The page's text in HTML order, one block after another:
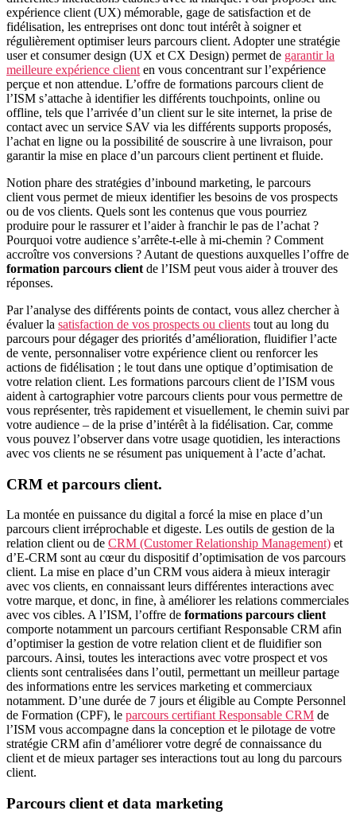
expérience client (UX) mémorable, gage de satisfaction et de
fidélisation, les entreprises ont donc tout intérêt à soigner et
régulièrement optimiser leurs parcours client. Adopter une stratégie
user et consumer design (UX et CX Design) permet de garantir la
meilleure expérience client en vous concentrant sur l’expérience
perçue et non attendue. L’offre de formations parcours client de
l’ISM s’attache à identifier les différents touchpoints, online ou
offline, tels que l’arrivée d’un client sur le site internet, la prise de
contact avec un service SAV via les différents supports proposés,
l’achat en ligne ou la possibilité de souscrire à une livraison, pour
garantir la mise en place d’un parcours client pertinent et fluide.
Notion phare des stratégies d’inbound marketing, le parcours
client vous permet de mieux identifier les besoins de vos prospects
ou de vos clients. Quels sont les contenus que vous pourriez
produire pour le rassurer et l’aider à franchir le pas de l’achat ?
Pourquoi votre audience s’arrête-t-elle à mi-chemin ? Comment
accroître vos conversions ? Autant de questions auxquelles l’offre de
formation parcours client de l’ISM peut vous aider à trouver des
réponses.
Par l’analyse des différents points de contact, vous allez chercher à
évaluer la satisfaction de vos prospects ou clients tout au long du
parcours pour dégager des priorités d’amélioration, fluidifier l’acte
de vente, personnaliser votre expérience client ou renforcer les
actions de fidélisation ; le tout dans une optique d’optimisation de
votre relation client. Les formations parcours client de l’ISM vous
aident à cartographier votre parcours clients pour vous permettre de
vous représenter, très rapidement et visuellement, le chemin suivi par
votre audience – de la prise d’intérêt à la fidélisation. Car, comme
vous pouvez l’observer dans votre usage quotidien, les interactions
avec vos clients ne se résument pas uniquement à l’acte d’achat.
CRM et parcours client.
La montée en puissance du digital a forcé la mise en place d’un
parcours client irréprochable et digeste. Les outils de gestion de la
relation client ou de CRM (Customer Relationship Management) et
d’E-CRM sont au cœur du dispositif d’optimisation de vos parcours
client. La mise en place d’un CRM vous aidera à mieux interagir
avec vos clients, en connaissant leurs différentes interactions avec
votre marque, et donc, in fine, à améliorer les relations commerciales
avec vos cibles. A l’ISM, l’offre de formations parcours client
comporte notamment un parcours certifiant Responsable CRM afin
d’optimiser la gestion de votre relation client et de fluidifier son
parcours. Ainsi, toutes les interactions avec votre prospect et vos
clients sont centralisées dans l’outil, permettant un meilleur partage
des informations entre les services marketing et commerciaux
notamment. D’une durée de 7 jours et éligible au Compte Personnel
de Formation (CPF), le parcours certifiant Responsable CRM de
l’ISM vous accompagne dans la conception et le pilotage de votre
stratégie CRM afin d’améliorer votre degré de connaissance du
client et de mieux partager ses interactions tout au long du parcours
client.
Parcours client et data marketing